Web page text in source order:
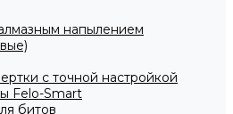
напылением
с точной настройкой
Felo-Smart
битов